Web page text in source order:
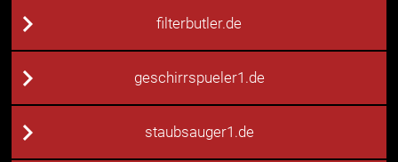
filterbutler.de
geschirrspueler1.de
staubsauger1.de